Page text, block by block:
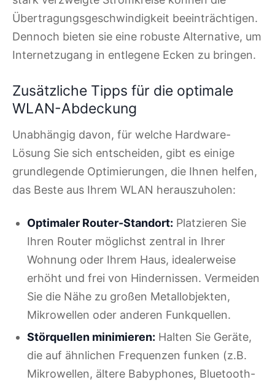
Übertragungsgeschwindigkeit beeinträchtigen.
Dennoch bieten sie eine robuste Alternative, um
Internetzugang in entlegene Ecken zu bringen.
Zusätzliche Tipps für die optimale
WLAN-Abdeckung
Unabhängig davon, für welche Hardware-
Lösung Sie sich entscheiden, gibt es einige
grundlegende Optimierungen, die Ihnen helfen,
das Beste aus Ihrem WLAN herauszuholen:
Optimaler Router-Standort: Platzieren Sie
Ihren Router möglichst zentral in Ihrer
Wohnung oder Ihrem Haus, idealerweise
erhöht und frei von Hindernissen. Vermeiden
Sie die Nähe zu großen Metallobjekten,
Mikrowellen oder anderen Funkquellen.
Störquellen minimieren: Halten Sie Geräte,
die auf ähnlichen Frequenzen funken (z.B.
Mikrowellen, ältere Babyphones, Bluetooth-